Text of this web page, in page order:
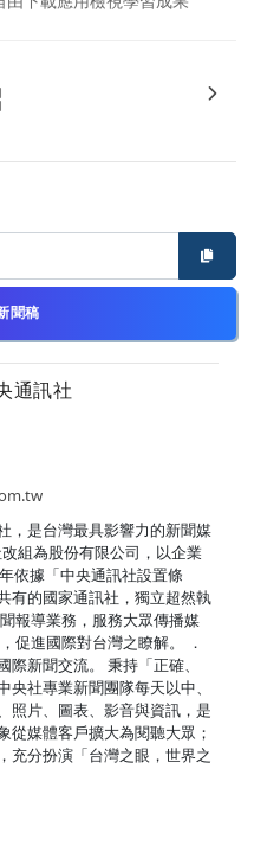
聞稿
通訊社
，是台灣最具影響力的新聞媒
組為股份有限公司，以企業
依據「中央通訊社設置條
有的國家通訊社，獨立超然執
報導業務，服務大眾傳播媒
促進國際對台灣之瞭解。 ．
新聞交流。 秉持「正確、
社專業新聞團隊每天以中、
照片、圖表、影音與資訊，是
從媒體客戶擴大為閱聽大眾；
充分扮演「台灣之眼，世界之